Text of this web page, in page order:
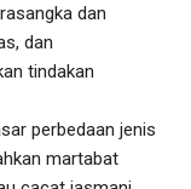
dan
dan
tindakan
perbedaan jenis
martabat